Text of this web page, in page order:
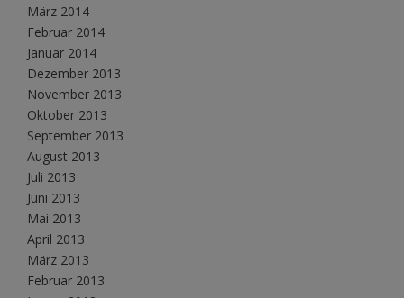
März 2014
Februar 2014
Januar 2014
Dezember 2013
November 2013
Oktober 2013
September 2013
August 2013
Juli 2013
Juni 2013
Mai 2013
April 2013
März 2013
Februar 2013